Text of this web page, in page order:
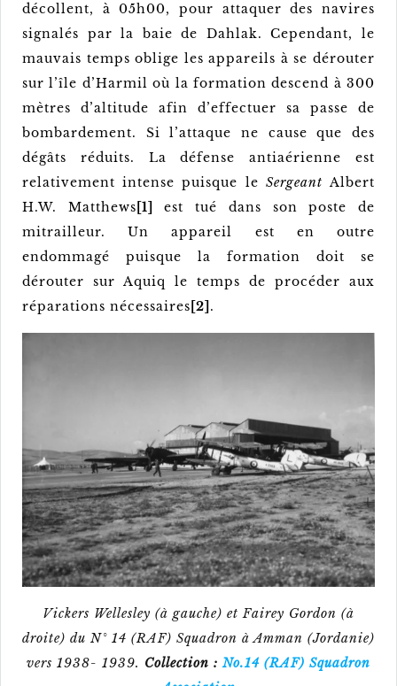
décollent, à 05h00, pour attaquer des navires
signalés par la baie de Dahlak. Cependant, le
mauvais temps oblige les appareils à se dérouter
sur l’île d’Harmil où la formation descend à 300
mètres d’altitude afin d’effectuer sa passe de
bombardement. Si l’attaque ne cause que des
dégâts réduits. La défense antiaérienne est
relativement intense puisque le SergeantAlbert
H.W. Matthews [1]est tué dans son poste de
mitrailleur. Un appareil est en outre
endommagé puisque la formation doit se
dérouter sur Aquiq le temps de procéder aux
réparations nécessaires [2] .
Vickers Wellesley (à gauche) et Fairey Gordon (à
droite) du N° 14 (RAF) Squadron à Amman (Jordanie)
vers 1938- 1939. Collection : No.14 (RAF) Squadron